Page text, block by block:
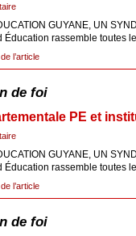
GUYANE, UN
Éducation rassemble toutes
l’article
de foi
PE et
GUYANE, UN
Éducation rassemble toutes
l’article
de foi